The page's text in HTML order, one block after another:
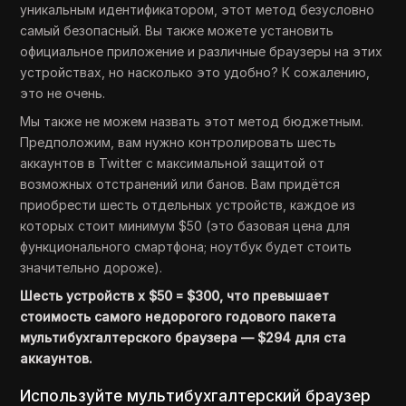
уникальным идентификатором, этот метод безусловно
самый безопасный. Вы также можете установить
официальное приложение и различные браузеры на этих
устройствах, но насколько это удобно? К сожалению,
это не очень.
Мы также не можем назвать этот метод бюджетным.
Предположим, вам нужно контролировать шесть
аккаунтов в Twitter с максимальной защитой от
возможных отстранений или банов. Вам придётся
приобрести шесть отдельных устройств, каждое из
которых стоит минимум $50 (это базовая цена для
функционального смартфона; ноутбук будет стоить
значительно дороже).
Шесть устройств x $50 = $300, что превышает
стоимость самого недорогого годового пакета
мультибухгалтерского браузера — $294 для ста
аккаунтов.
Используйте мультибухгалтерский браузер